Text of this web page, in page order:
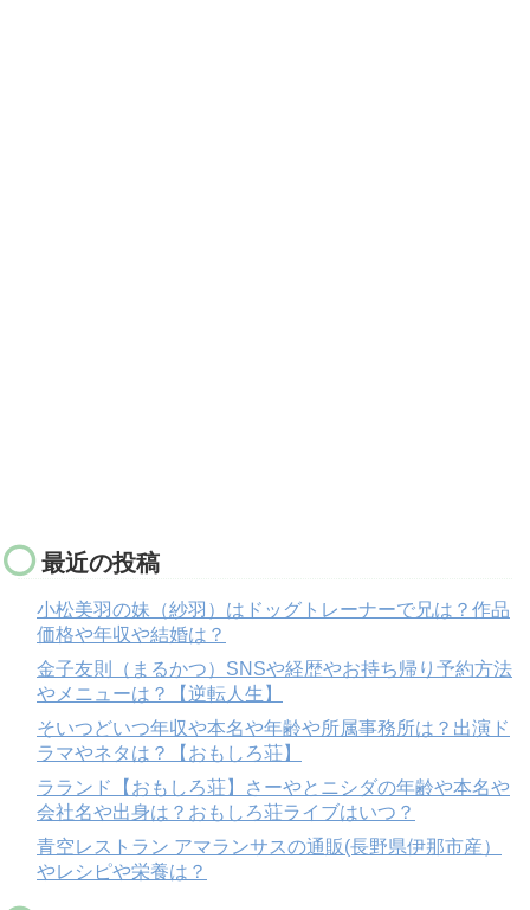
最近の投稿
小松美羽の妹（紗羽）はドッグトレーナーで兄は？作品
価格や年収や結婚は？
金子友則（まるかつ）SNSや経歴やお持ち帰り予約方法
やメニューは？【逆転人生】
そいつどいつ年収や本名や年齢や所属事務所は？出演ド
ラマやネタは？【おもしろ荘】
ラランド【おもしろ荘】さーやとニシダの年齢や本名や
会社名や出身は？おもしろ荘ライブはいつ？
青空レストラン アマランサスの通販(長野県伊那市産）
やレシピや栄養は？